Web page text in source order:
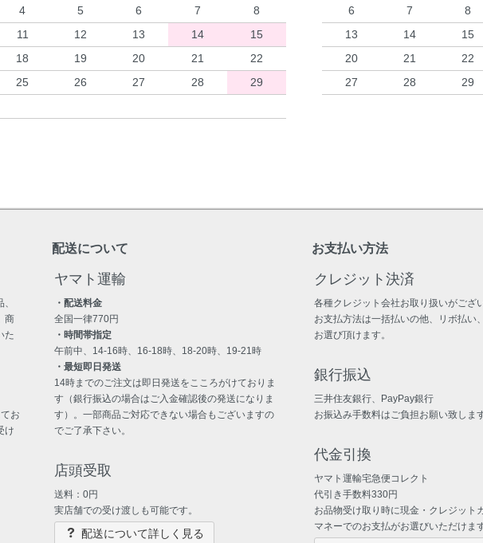
4 5 6 7
8
11 12 13 14
15
18 19 20 21
22
25 26 27 28
29
6
7 8
13
14 15
20
21 22
27
28 29
商
た
お
け
配送について
ヤマト運輸
・配送料金
全国一律770円
・時間帯指定
午前中、14-16時、16-18時、18-20時、19-21時
・最短即日発送
14時までのご注文は即日発送をこころがけておりま
す（銀行振込の場合はご入金確認後の発送になりま
す）。一部商品ご対応できない場合もございますの
でご了承下さい。
店頭受取
送料：0円
実店舗での受け渡しも可能です。
配送について詳しく見る
お支払い方法
クレジット決済
各種クレジット会社お取り扱いがござ
お支払方法は一括払いの他、リボ払い
お選び頂けます。
銀行振込
三井住友銀行、PayPay銀行
お振込み手数料はご負担お願い致します
代金引換
ヤマト運輸宅急便コレクト
代引き手数料330円
お品物受け取り時に現金・クレジット
マネーでのお支払がお選びいただけます